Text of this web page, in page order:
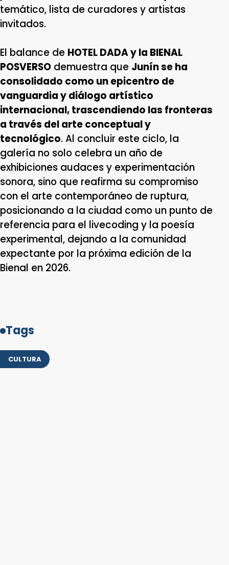
temático, lista de curadores y artistas
invitados.
El balance de HOTEL DADA y la BIENAL
POSVERSO demuestra que Junín se ha
consolidado como un epicentro de
vanguardia y diálogo artístico
internacional, trascendiendo las fronteras
a través del arte conceptual y
tecnológico. Al concluir este ciclo, la
galería no solo celebra un año de
exhibiciones audaces y experimentación
sonora, sino que reafirma su compromiso
con el arte contemporáneo de ruptura,
posicionando a la ciudad como un punto de
referencia para el livecoding y la poesía
experimental, dejando a la comunidad
expectante por la próxima edición de la
Bienal en 2026.
Tags
CULTURA